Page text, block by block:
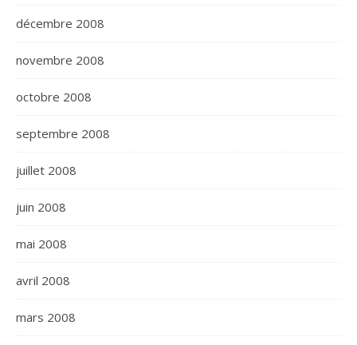
décembre 2008
novembre 2008
octobre 2008
septembre 2008
juillet 2008
juin 2008
mai 2008
avril 2008
mars 2008